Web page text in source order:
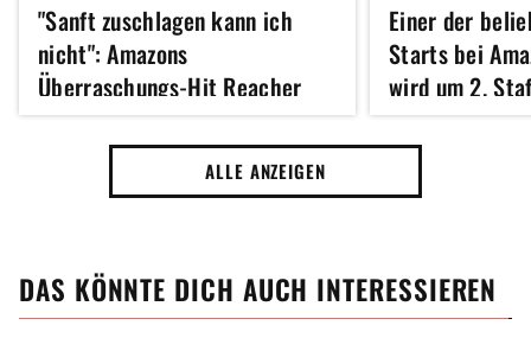
"Sanft zuschlagen kann ich
nicht": Amazons
Überraschungs-Hit Reacher
meldet sich mit
Knochenbrecher-Trailer für
Staffel 2 zurück
Einer der
Starts bei
wird um 2.
ALLE ANZEIGEN
DAS KÖNNTE DICH AUCH INTERESSIEREN